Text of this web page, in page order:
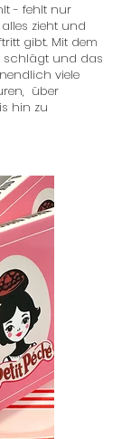
- fehlt nur
zieht und
gibt. Mit dem
schlägt und das
viele
über
hin zu